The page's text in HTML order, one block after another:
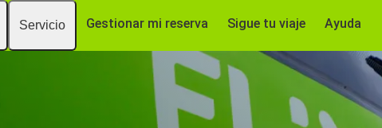
Servicio Gestionar mi reserva Sigue tu viaje Ayuda